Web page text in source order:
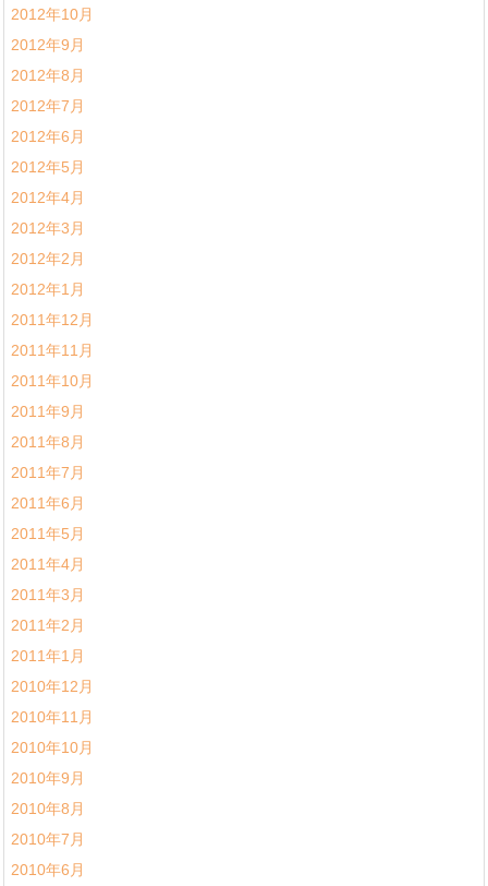
2012年10月
2012年9月
2012年8月
2012年7月
2012年6月
2012年5月
2012年4月
2012年3月
2012年2月
2012年1月
2011年12月
2011年11月
2011年10月
2011年9月
2011年8月
2011年7月
2011年6月
2011年5月
2011年4月
2011年3月
2011年2月
2011年1月
2010年12月
2010年11月
2010年10月
2010年9月
2010年8月
2010年7月
2010年6月